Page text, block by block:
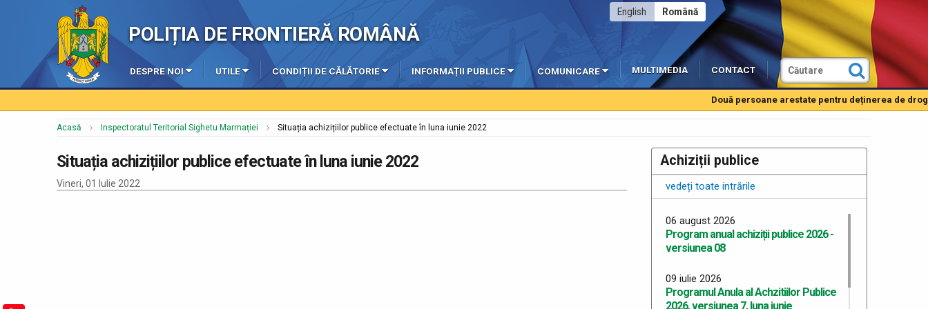
POLIȚIA DE FRONTIERĂ ROMÂNĂ
Română
English
DESPRE NOI UTILE CONDIȚII DE CĂLĂTORIE INFORMAȚII PUBLICE COMUNICARE MULTIMEDIA CONTACT
Două persoane arestate pentru deținerea de
Acasă Inspectoratul Teritorial Sighetu Marmației Situația achizițiilor publice efectuate în luna iunie 2022
Situația achizițiilor publice efectuate în luna iunie 2022
Vineri, 01 Iulie 2022
Achiziții publice
vedeți toate intrările
06 august 2026
Program anual achiziții publice 2026 -
versiunea 08
09 iulie 2026
Programul Anula al Achzitiilor Publice
2026, versiunea 7, luna iunie